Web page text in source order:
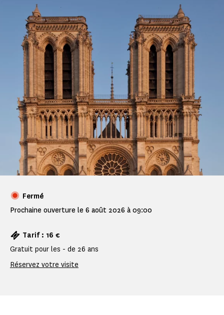
Fermé
Prochaine ouverture le 6 août 2026 à 09:00
Tarif : 16 €
Gratuit pour les - de 26 ans
Réservez votre visite